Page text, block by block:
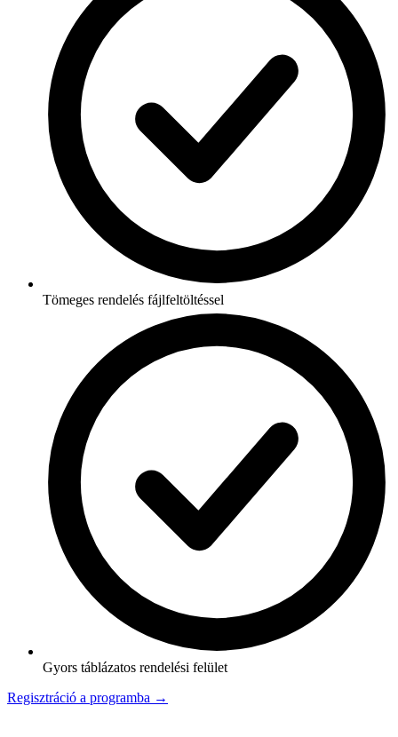
Tömeges rendelés fájlfeltöltéssel
Gyors táblázatos rendelési felület
Regisztráció a programba →